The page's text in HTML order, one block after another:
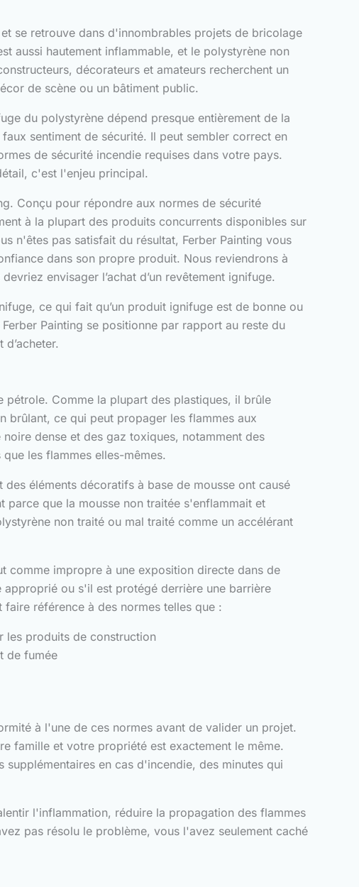
se retrouve dans d'innombrables projets de bricolage
aussi hautement inflammable, et le polystyrène non
décorateurs et amateurs recherchent un
de scène ou un bâtiment public.
du polystyrène dépend presque entièrement de la
sentiment de sécurité. Il peut sembler correct en
de sécurité incendie requises dans votre pays.
c'est l'enjeu principal.
Conçu pour répondre aux normes de sécurité
à la plupart des produits concurrents disponibles sur
n'êtes pas satisfait du résultat, Ferber Painting vous
dans son propre produit. Nous reviendrons à
envisager l’achat d’un revêtement ignifuge.
ce qui fait qu’un produit ignifuge est de bonne ou
Painting se positionne par rapport au reste du
pétrole. Comme la plupart des plastiques, il brûle
brûlant, ce qui peut propager les flammes aux
dense et des gaz toxiques, notamment des
les flammes elles-mêmes.
éléments décoratifs à base de mousse ont causé
parce que la mousse non traitée s'enflammait et
non traité ou mal traité comme un accélérant
comme impropre à une exposition directe dans de
ou s'il est protégé derrière une barrière
référence à des normes telles que :
les produits de construction
de fumée
à l'une de ces normes avant de valider un projet.
famille et votre propriété est exactement le même.
en cas d'incendie, des minutes qui
l'inflammation, réduire la propagation des flammes
pas résolu le problème, vous l'avez seulement caché